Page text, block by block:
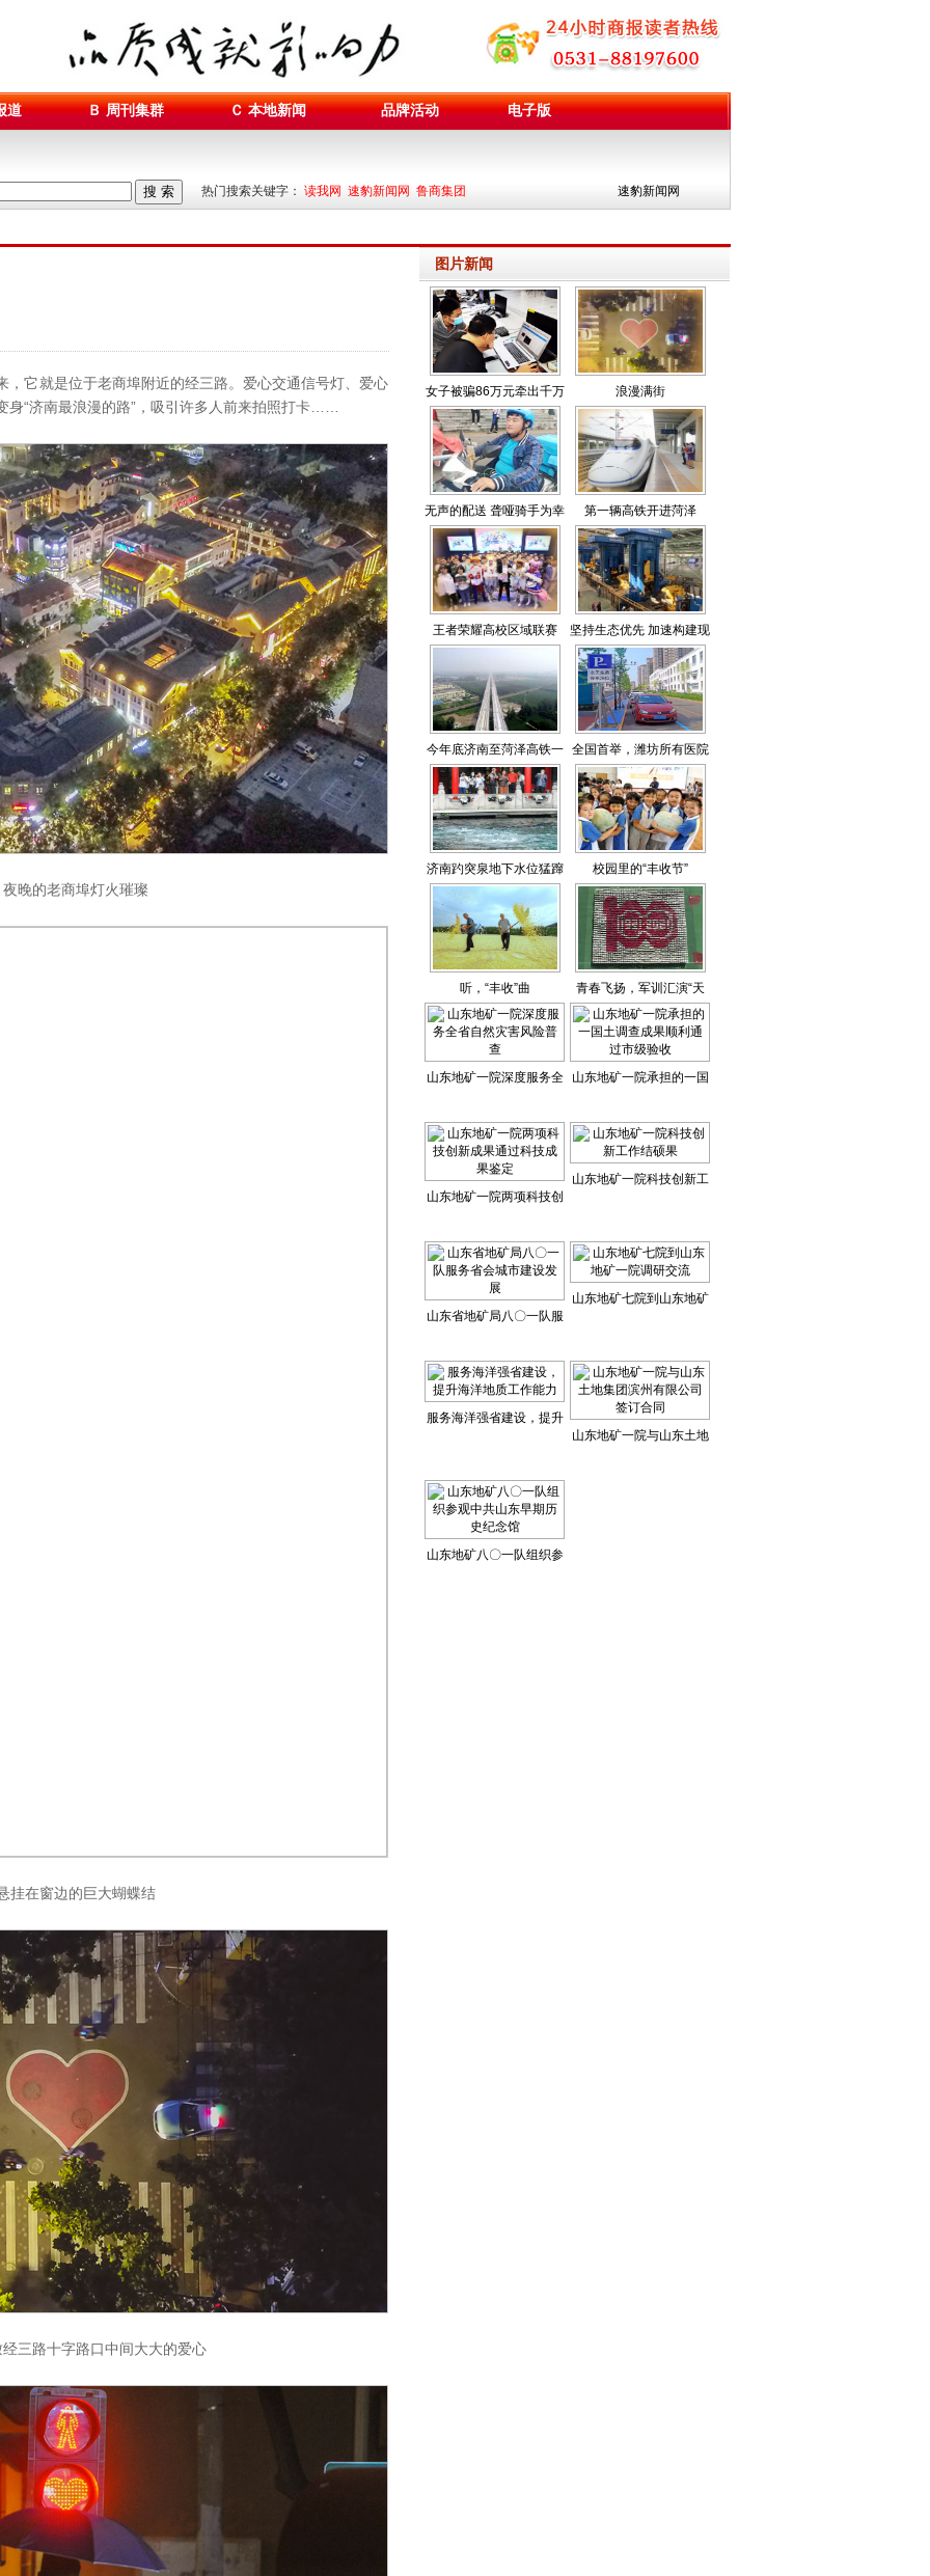
道 Ｂ 周刊集群 Ｃ 本地新闻 品牌活动 电子版
搜 索 热门搜索关键字： 读我网 速豹新闻网 鲁商集团 速豹新闻网
就是位于老商埠附近的经三路。爱心交通信号灯、爱心
“济南最浪漫的路”，吸引许多人前来拍照打卡……
夜晚的老商埠灯火璀璨
挂在窗边的巨大蝴蝶结
三路十字路口中间大大的爱心
图片新闻
女子被骗86万元牵出千万
大案
浪漫满街
无声的配送 聋哑骑手为幸
福奔跑
第一辆高铁开进菏泽
王者荣耀高校区域联赛 坚持生态优先 加速构建现
代产业体系
今年底济南至菏泽高铁一
个多小时即达
全国首举，潍坊所有医院
停车位免费
济南趵突泉地下水位猛蹿 校园里的“丰收节”
听，“丰收”曲 青春飞扬，军训汇演“天
花板”来了
山东地矿一院深度服务全 山东地矿一院承担的一国
验收
山东地矿一院两项科技创
山东地矿一院科技创新工
山东省地矿局八〇一队服
山东地矿七院到山东地矿
服务海洋强省建设，提升
山东地矿一院与山东土地
山东地矿八〇一队组织参